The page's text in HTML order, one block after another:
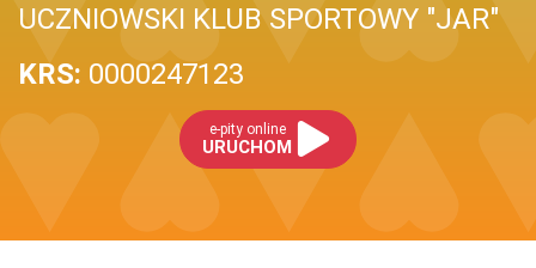
UCZNIOWSKI KLUB SPORTOWY "JAR"
KRS: 0000247123
e-pity online
URUCHOM